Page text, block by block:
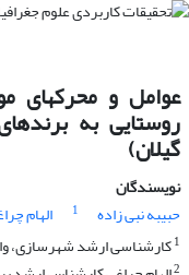
عوامل و محرکهای
روستایی به
گیلان)
نویسندگان
حبیبه نبی زاده
1 الهام
1کارشناسی ارشد شهرسازی،
2